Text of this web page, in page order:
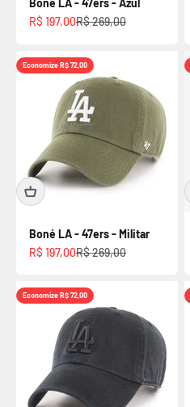
Boné LA - 47ers - Azul
Preço promocional
R$ 197,00Preço normal
R$ 269,00
Economize R$ 72,00
Boné LA - 47ers - Militar
Preço promocional
R$ 197,00Preço normal
R$ 269,00
Economize R$ 72,00